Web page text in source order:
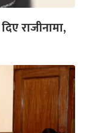
राजीनामा,